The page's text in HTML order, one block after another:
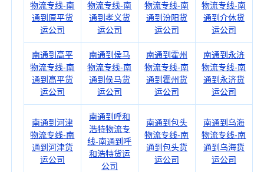
物流专线-南
通到原平货
运公司
物流专线-南
通到孝义货
运公司
物流专线-南
通到汾阳货
运公司
物流专线-南
通到介休货
运公司
南通到高平
物流专线-南
通到高平货
运公司
南通到侯马
物流专线-南
通到侯马货
运公司
南通到霍州
物流专线-南
通到霍州货
运公司
南通到永济
物流专线-南
通到永济货
运公司
南通到河津
物流专线-南
通到河津货
运公司
南通到呼和
浩特物流专
线-南通到呼
和浩特货运
公司
南通到包头
物流专线-南
通到包头货
运公司
南通到乌海
物流专线-南
通到乌海货
运公司